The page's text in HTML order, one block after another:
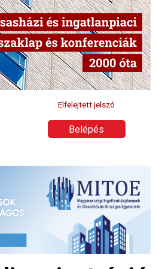
Elfelejtett jelszó
Belépés